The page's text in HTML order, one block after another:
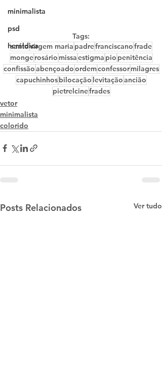
minimalista
psd
heráldica
Tags:
santovirgem maria padrefranciscanofrade
mongerosário missaestigma pio penitência
confissãoabençoadoordemconfessormilagres
capuchinhosbilocação levitaçãoancião
pietrelcinefrades
vetor
minimalista
colorido
Posts Relacionados Ver tudo